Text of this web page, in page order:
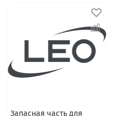
Запасная часть для